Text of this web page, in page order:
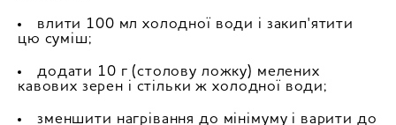
влити 100 мл холодної води і закип'ятити
цю суміш;
додати 10 г (столову ложку) мелених
кавових зерен і стільки ж холодної води;
зменшити нагрівання до мінімуму і варити до